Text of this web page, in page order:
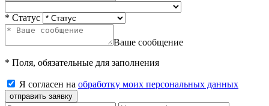
* Статус
Ваше сообщение
* Поля, обязательные для заполнения
Я согласен на обработку моих персональных данных
отправить заявку